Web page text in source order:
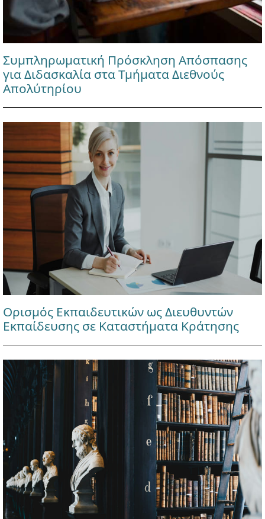
Συμπληρωματική Πρόσκληση Απόσπασης
για Διδασκαλία στα Τμήματα Διεθνούς
Απολύτηρίου
Ορισμός Εκπαιδευτικών ως Διευθυντών
Εκπαίδευσης σε Καταστήματα Κράτησης